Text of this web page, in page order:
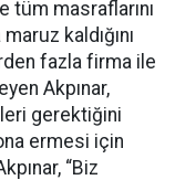
tüm masraflarını
kaldığını
fazla firma ile
Akpınar,
gerektiğini
ermesi için
“Biz